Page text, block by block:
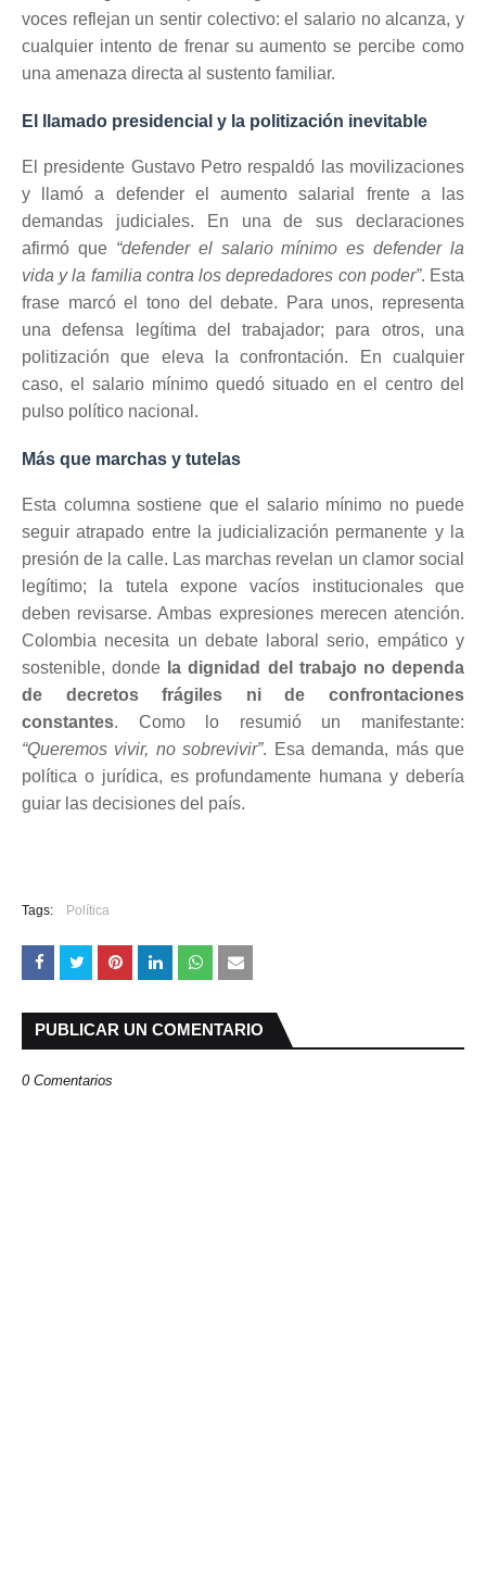
voces reflejan un sentir colectivo: el salario no alcanza, y
cualquier intento de frenar su aumento se percibe como
una amenaza directa al sustento familiar.
El llamado presidencial y la politización inevitable
El presidente Gustavo Petro respaldó las movilizaciones
y llamó a defender el aumento salarial frente a las
demandas judiciales. En una de sus declaraciones
afirmó que “defender el salario mínimo es defender la
vida y la familia contra los depredadores con poder”. Esta
frase marcó el tono del debate. Para unos, representa
una defensa legítima del trabajador; para otros, una
politización que eleva la confrontación. En cualquier
caso, el salario mínimo quedó situado en el centro del
pulso político nacional.
Más que marchas y tutelas
Esta columna sostiene que el salario mínimo no puede
seguir atrapado entre la judicialización permanente y la
presión de la calle. Las marchas revelan un clamor social
legítimo; la tutela expone vacíos institucionales que
deben revisarse. Ambas expresiones merecen atención.
Colombia necesita un debate laboral serio, empático y
sostenible, donde la dignidad del trabajo no dependa
de decretos frágiles ni de confrontaciones
constantes. Como lo resumió un manifestante:
“Queremos vivir, no sobrevivir”. Esa demanda, más que
política o jurídica, es profundamente humana y debería
guiar las decisiones del país.
Tags: Política
PUBLICAR UN COMENTARIO
0 Comentarios